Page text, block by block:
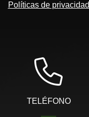
Políticas de privacidad
TELÉFONO